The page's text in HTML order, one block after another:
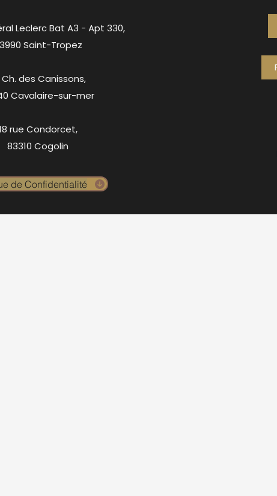
Leclerc Bat A3 - Apt 330,
Saint-Tropez
Ch. des Canissons,
Cavalaire-sur-mer
rue Condorcet,
83310 Cogolin
de Confidentialité